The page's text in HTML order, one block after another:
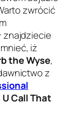
zwrócić
znajdziecie
iż
the Wyse,
z
U Call That